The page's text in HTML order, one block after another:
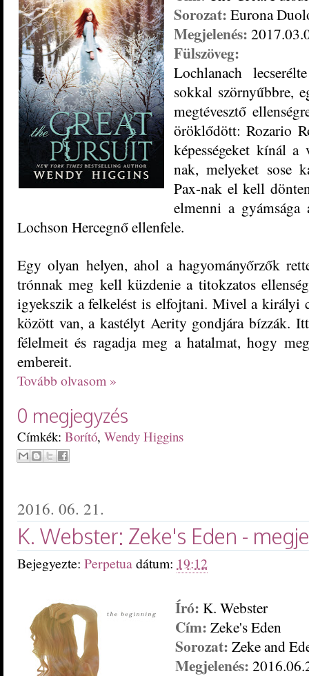
Sorozat: Eurona
Megjelenés: 2017.03.
Fülszöveg:
Lochlanach
sokkal szörnyűbbre,
megtévesztő
öröklődött: Rozario
képességeket kínál a
nak, melyeket sose
Pax-nak el kell
elmenni a
Lochson Hercegnő ellenfele.
Egy olyan helyen, ahol a hagyományőrzők
trónnak meg kell küzdenie a titokzatos
igyekszik a felkelést is elfojtani. Mivel a királyi
között van, a kastélyt Aerity gondjára bízzák.
félelmeit és ragadja meg a hatalmat, hogy
embereit.
Tovább olvasom »
0 megjegyzés
Címkék: Borító, Wendy Higgins
2016. 06. 21.
K. Webster: Zeke's Eden -
Bejegyezte: Perpetuadátum: 19:12
Író: K. Webster
Cím: Zeke's Eden
Sorozat: Zekeand
Megjelenés: 2016.06.